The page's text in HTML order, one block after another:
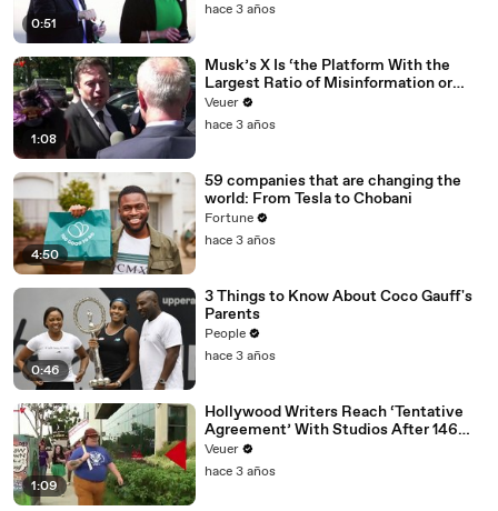
0:51
hace 3 años
1:08
Musk’s X Is ‘the Platform With the
Largest Ratio of Misinformation or
Disinformation’ Amongst All Social
Media Platforms
Veuer
hace 3 años
4:50
59 companies that are changing the
world: From Tesla to Chobani
Fortune
hace 3 años
0:46
3 Things to Know About Coco Gauff's
Parents
People
hace 3 años
1:09
Hollywood Writers Reach ‘Tentative
Agreement’ With Studios After 146
Day Strike
Veuer
hace 3 años